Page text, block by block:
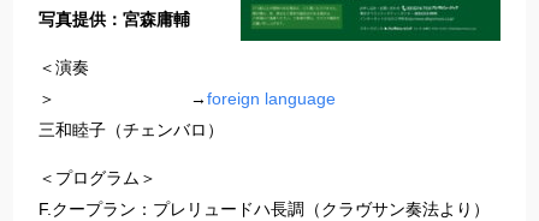
写真提供：宮森庸輔
＜演奏
＞ →foreign language
三和睦子（チェンバロ）
＜プログラム＞
F.クープラン：プレリュードハ長調（クラヴサン奏法より）